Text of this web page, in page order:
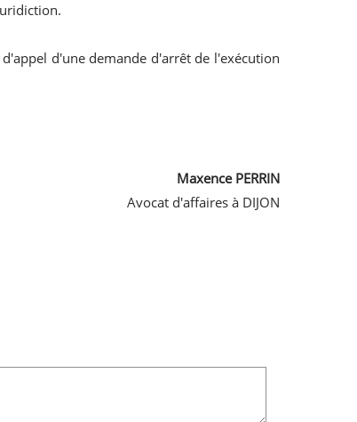
d'une demande d'arrêt de l'exécution
Maxence PERRIN
Avocat d'affaires à DIJON